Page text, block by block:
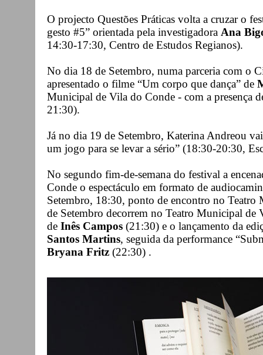
O projecto Questões Práticas volta a cruzar o
gesto #5” orientada pela investigadora Ana
14:30-17:30, Centro de Estudos Regianos).
No dia 18 de Setembro, numa parceria com o
apresentado o filme “Um corpo que dança” de
Municipal de Vila do Conde - com a presença
21:30).
Já no dia 19 de Setembro, Katerina Andreou
um jogo para se levar a sério” (18:30-20:30,
No segundo fim-de-semana do festival a
Conde o espectáculo em formato de
Setembro, 18:30, ponto de encontro no
de Setembro decorrem no Teatro Municipal
de Inês Campos (21:30) e o lançamento da
Santos Martins, seguida da performance
Bryana Fritz (22:30) .